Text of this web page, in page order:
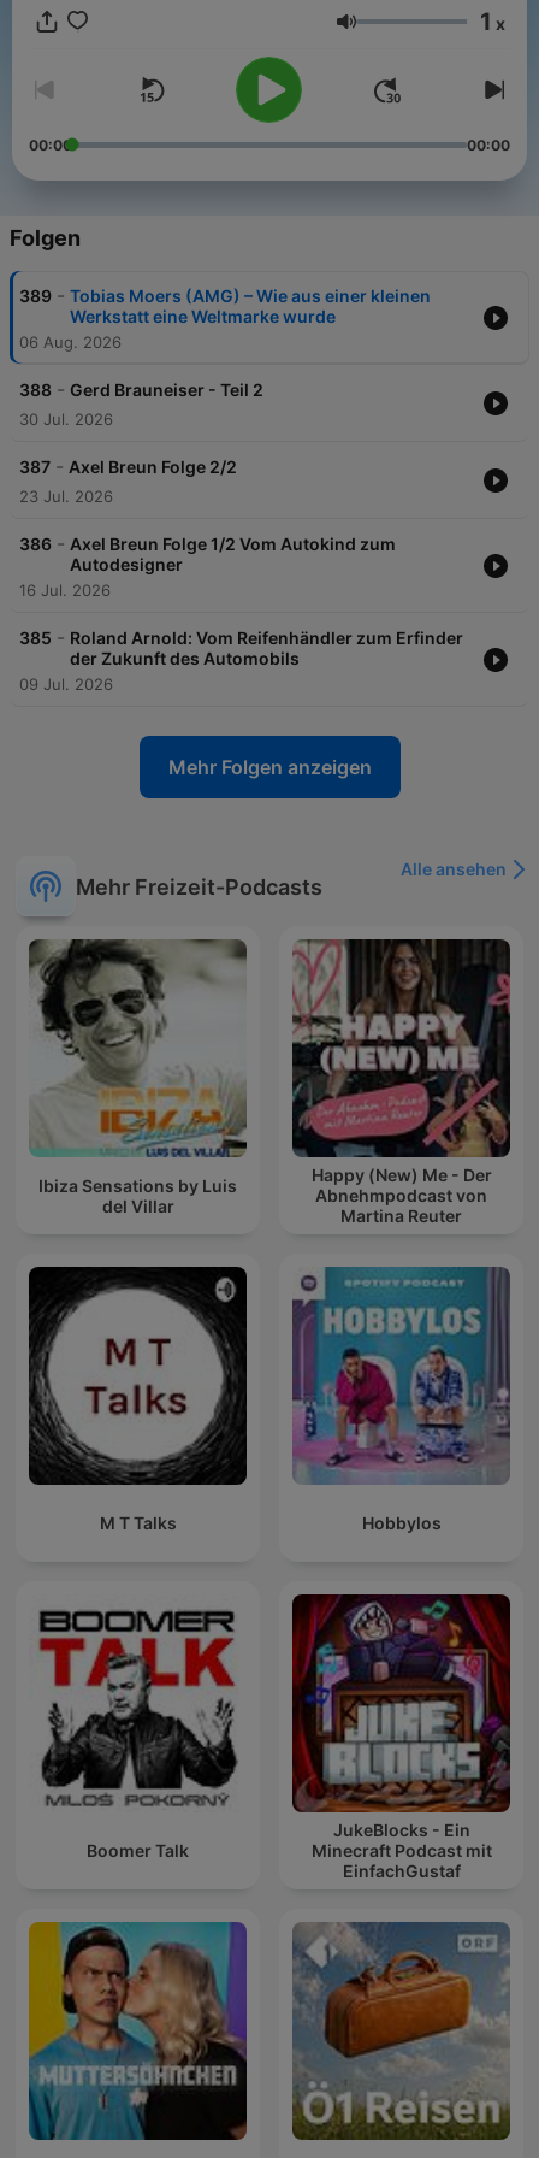
faszinierenden Einblicken direkt aus erster Hand.
Lautstärke 1 x
00:00 00:00
Folgen
389 - Tobias Moers (AMG) – Wie aus einer kleinen
Werkstatt eine Weltmarke wurde
06 Aug. 2026
388 - Gerd Brauneiser - Teil 2
30 Jul. 2026
387 - Axel Breun Folge 2/2
23 Jul. 2026
386 - Axel Breun Folge 1/2 Vom Autokind zum
Autodesigner
16 Jul. 2026
385 - Roland Arnold: Vom Reifenhändler zum Erfinder
der Zukunft des Automobils
09 Jul. 2026
Mehr Folgen anzeigen
Mehr Freizeit-Podcasts
Alle ansehen
Ibiza Sensations by Luis
del Villar
Happy (New) Me - Der
Abnehmpodcast von
Martina Reuter
M T Talks Hobbylos
Boomer Talk
JukeBlocks - Ein
Minecraft Podcast mit
EinfachGustaf